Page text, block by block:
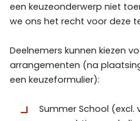
een keuzeonderwerp niet
we ons het recht voor deze
Deelnemers kunnen kiezen
arrangementen (na
een keuzeformulier):
Summer School (excl.